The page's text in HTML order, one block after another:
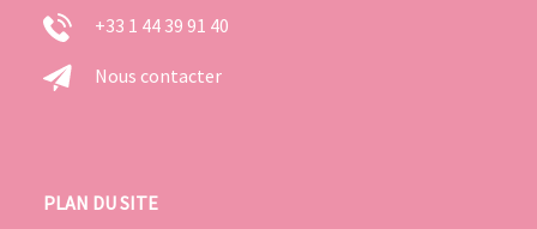
+33 1 44 39 91 40
Nous contacter
PLAN DU SITE